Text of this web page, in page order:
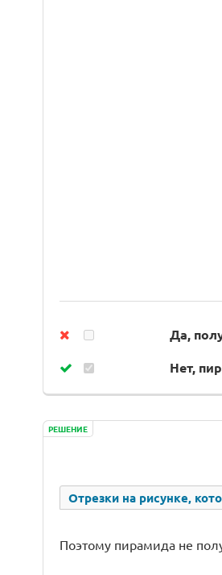
Да,
Нет,
РЕШЕНИЕ
Отрезки на рисунке,
Поэтому пирамида не